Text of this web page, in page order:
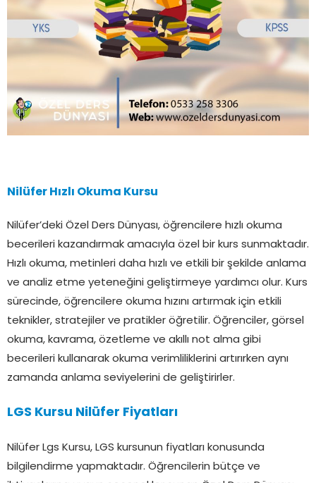
Nilüfer Hızlı Okuma Kursu
Nilüfer’deki Özel Ders Dünyası, öğrencilere hızlı okuma
becerileri kazandırmak amacıyla özel bir kurs sunmaktadır.
Hızlı okuma, metinleri daha hızlı ve etkili bir şekilde anlama
ve analiz etme yeteneğini geliştirmeye yardımcı olur. Kurs
sürecinde, öğrencilere okuma hızını artırmak için etkili
teknikler, stratejiler ve pratikler öğretilir. Öğrenciler, görsel
okuma, kavrama, özetleme ve akıllı not alma gibi
becerileri kullanarak okuma verimliliklerini artırırken aynı
zamanda anlama seviyelerini de geliştirirler.
LGS Kursu Nilüfer Fiyatları
Nilüfer Lgs Kursu, LGS kursunun fiyatları konusunda
bilgilendirme yapmaktadır. Öğrencilerin bütçe ve